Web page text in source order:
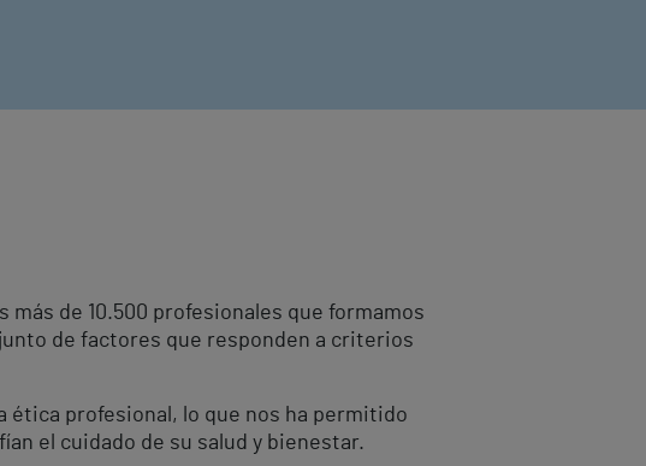
de 10.500 profesionales que formamos
de factores que responden a criterios
ética profesional, lo que nos ha permitido
el cuidado de su salud y bienestar.